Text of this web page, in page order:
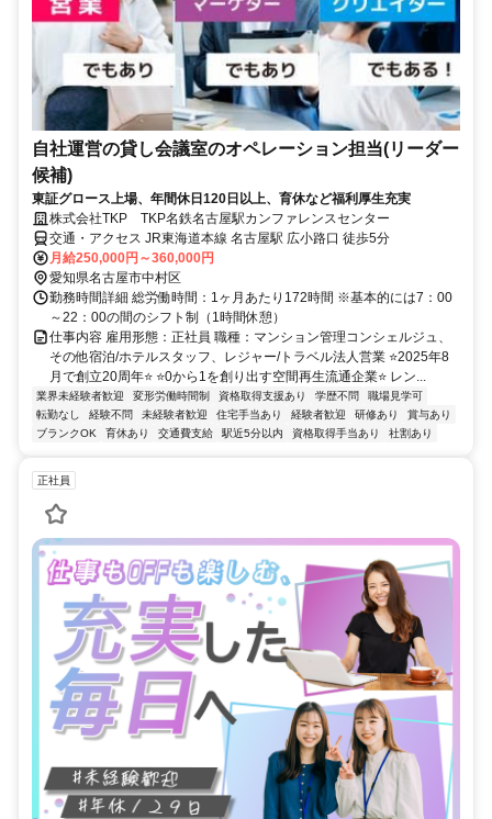
自社運営の貸し会議室のオペレーション担当(リーダー
候補)
東証グロース上場、年間休日120日以上、育休など福利厚生充実
株式会社TKP TKP名鉄名古屋駅カンファレンスセンター
交通・アクセス JR東海道本線 名古屋駅 広小路口 徒歩5分
月給250,000円～360,000円
愛知県名古屋市中村区
勤務時間詳細 総労働時間：1ヶ月あたり172時間 ※基本的には7：00
～22：00の間のシフト制（1時間休憩）
仕事内容 雇用形態：正社員 職種：マンション管理コンシェルジュ、
その他宿泊/ホテルスタッフ、レジャー/トラベル法人営業 ⭐2025年8
月で創立20周年⭐ ⭐0から1を創り出す空間再生流通企業⭐ レン...
業界未経験者歓迎 変形労働時間制 資格取得支援あり 学歴不問
職場見学可
転勤なし
経験不問 未経験者歓迎 住宅手当あり 経験者歓迎 研修あり
賞与あり
ブランクOK
育休あり 交通費支給 駅近5分以内 資格取得手当あり 社割あり
正社員